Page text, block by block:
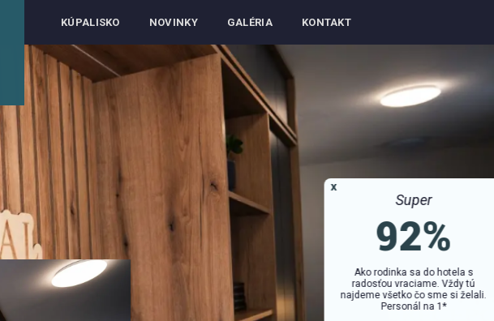
KÚPALISKO NOVINKY GALÉRIA KONTAKT
x
Super
92%
Ako rodinka sa do hotela s
radosťou vraciame. Vždy tú
najdeme všetko čo sme si želali.
Personál na 1*